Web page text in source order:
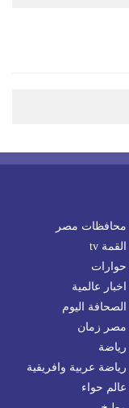
محافظات مصر
القمة tv
حوارات
اخبار عالمية
الصحافة اليوم
مصر زمان
رياضة
رياضة عربية وافريقية
عالم حواء